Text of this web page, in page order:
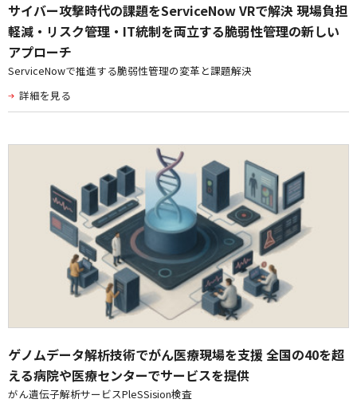
サイバー攻撃時代の課題をServiceNow VRで解決 現場負担
軽減・リスク管理・IT統制を両立する脆弱性管理の新しい
アプローチ
ServiceNowで推進する脆弱性管理の変革と課題解決
詳細を見る
ゲノムデータ解析技術でがん医療現場を支援 全国の40を超
える病院や医療センターでサービスを提供
がん遺伝子解析サービスPleSSision検査